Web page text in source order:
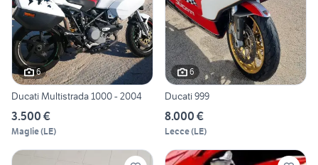
6
Ducati Multistrada 1000 - 2004
3.500 €
Maglie(LE)
6
Ducati 999
8.000 €
Lecce(LE)